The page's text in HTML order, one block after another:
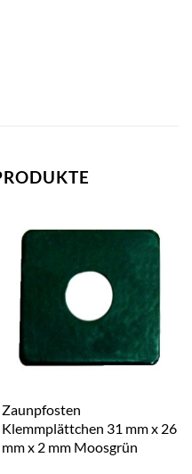
Zaunpfosten
Klemmplättchen 31 mm x 26
mm x 2 mm Moosgrün